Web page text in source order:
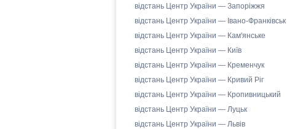
відстань Центр України — Запоріжжя
відстань Центр України — Івано-Франківськ
відстань Центр України — Кам'янське
відстань Центр України — Київ
відстань Центр України — Кременчук
відстань Центр України — Кривий Ріг
відстань Центр України — Кропивницький
відстань Центр України — Луцьк
відстань Центр України — Львів